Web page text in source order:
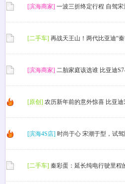
[滨海商家] 一波三折终定行程 自驾
[二手车] 再战天王山！两代比亚迪“
[滨海商家] 二胎家庭该选谁 比亚迪
[原创] 农历新年前的意外惊喜 比亚迪
[滨海4S店] 时尚于心 宋潮于型，试
[二手车] 秦彩蛋：延长纯电行驶里程